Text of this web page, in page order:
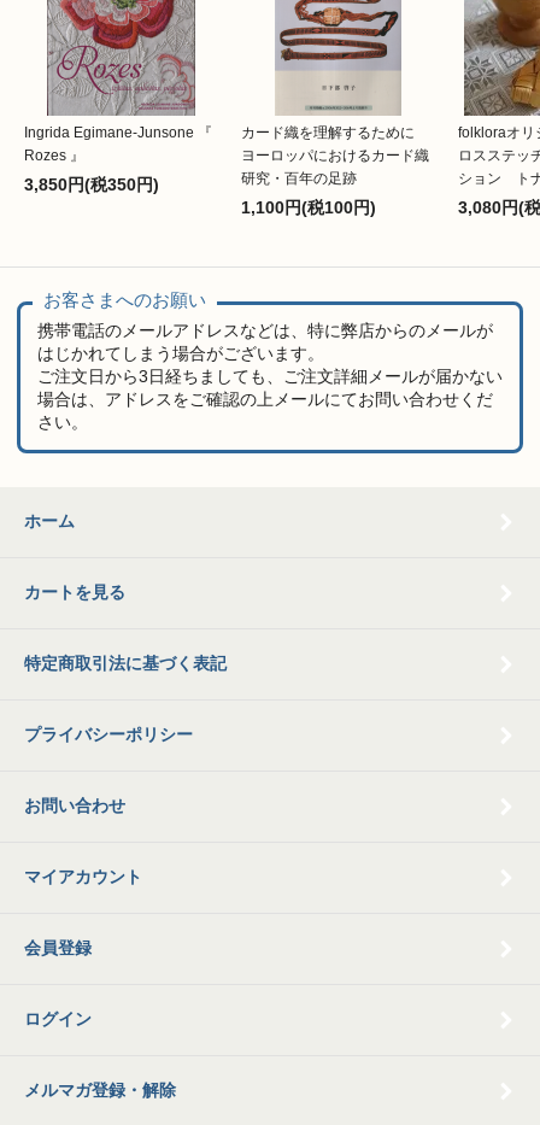
Ingrida Egimane-Junsone 『
Rozes 』
3,850円(税350円)
カード織を理解するために
ヨーロッパにおけるカード織
研究・百年の足跡
1,100円(税100円)
folkloraオ
ロスステッ
ション ト
3,080円(
お客さまへのお願い
携帯電話のメールアドレスなどは、特に弊店からのメールが
はじかれてしまう場合がございます。
ご注文日から3日経ちましても、ご注文詳細メールが届かない
場合は、アドレスをご確認の上メールにてお問い合わせくだ
さい。
ホーム
カートを見る
特定商取引法に基づく表記
プライバシーポリシー
お問い合わせ
マイアカウント
会員登録
ログイン
メルマガ登録・解除